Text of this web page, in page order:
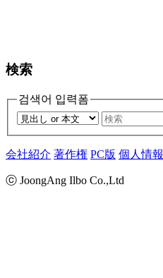
検索
검색어 입력폼
会社紹介 著作権 PC版 個人情報
ⓒ JoongAng Ilbo Co.,Ltd